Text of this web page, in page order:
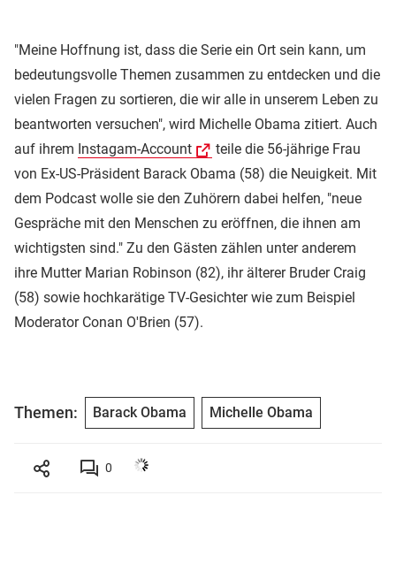
"Meine Hoffnung ist, dass die Serie ein Ort sein kann, um
bedeutungsvolle Themen zusammen zu entdecken und die
vielen Fragen zu sortieren, die wir alle in unserem Leben zu
beantworten versuchen", wird Michelle Obama zitiert. Auch
auf ihrem Instagam-Account
teile die 56-jährige Frau
von Ex-US-Präsident Barack Obama (58) die Neuigkeit. Mit
dem Podcast wolle sie den Zuhörern dabei helfen, "neue
Gespräche mit den Menschen zu eröffnen, die ihnen am
wichtigsten sind." Zu den Gästen zählen unter anderem
ihre Mutter Marian Robinson (82), ihr älterer Bruder Craig
(58) sowie hochkarätige TV-Gesichter wie zum Beispiel
Moderator Conan O'Brien (57).
Themen: Barack Obama Michelle Obama
0